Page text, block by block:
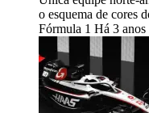
o esquema de cores
Fórmula 1 Há 3 anos